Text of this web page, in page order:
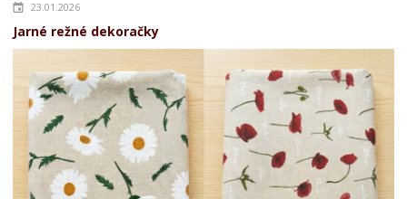
23.01.2026
Jarné režné dekoračky